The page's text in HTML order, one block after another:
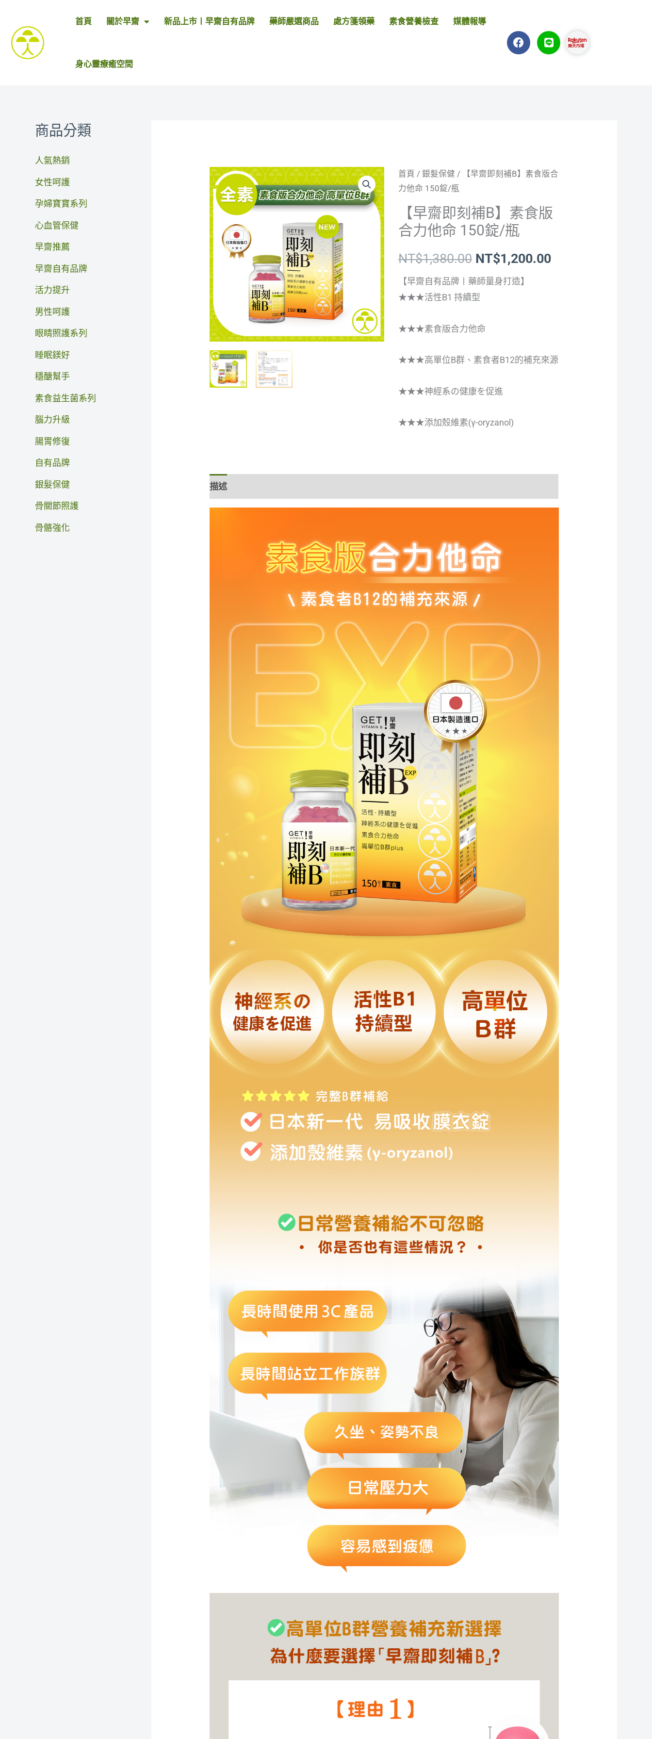
首頁 關於早齋 新品上市〡早齋自有品牌 藥師嚴選商品 處方箋領藥 素食營養檢查 媒體報導
身心靈療癒空間
F
a
c
L
i
n
商品分類
人氣熱銷
女性呵護
孕婦寶寶系列
心血管保健
早齋推薦
早齋自有品牌
活力提升
男性呵護
眼睛照護系列
睡眠鎂好
穩醣幫手
素食益生菌系列
腦力升級
腸胃修復
自有品牌
銀髮保健
骨關節照護
骨骼強化
首頁 / 銀髮保健 / 【早齋即刻補B】素食版合
力他命 150錠/瓶
【早齋即刻補B】素食版
合力他命 150錠/瓶
NT$1,380.00
原
始
價
格：
NT$1,380.00。
NT$1,200.00
目
前
格：
【早齋自有品牌〡藥師量身打造】
★★★活性B1 持續型
★★★素食版合力他命
★★★高單位B群、素食者B12的補充來源
★★★神經系の健康を促進
★★★添加殼維素(γ-oryzanol)
描述